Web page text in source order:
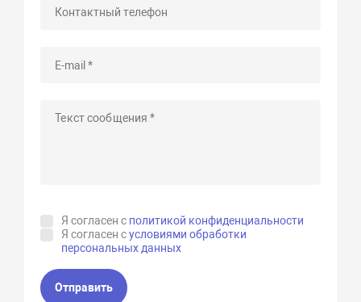
Я согласен с политикой конфиденциальности
Я согласен сусловиями обработки
персональных данных
Отправить